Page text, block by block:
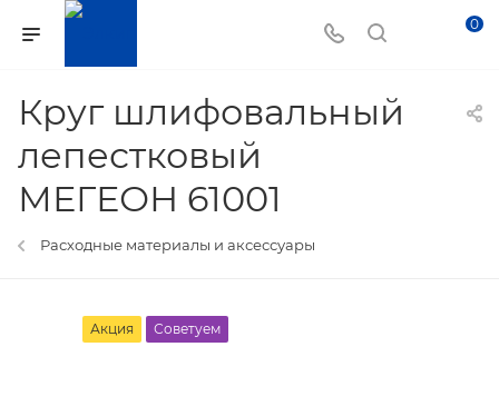
0
Круг шлифовальный
лепестковый
МЕГЕОН 61001
Расходные материалы и аксессуары
Акция Советуем